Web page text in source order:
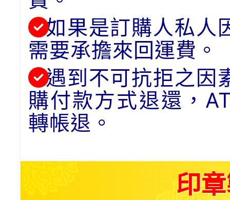
如果是訂購人私人
需要承擔來回運費。
遇到不可抗拒之因
購付款方式退還，
轉帳退。
印